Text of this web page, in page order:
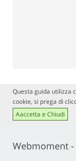
Questa guida utilizza
cookie, si prega di
Aaccetta e Chiudi
Webmoment -